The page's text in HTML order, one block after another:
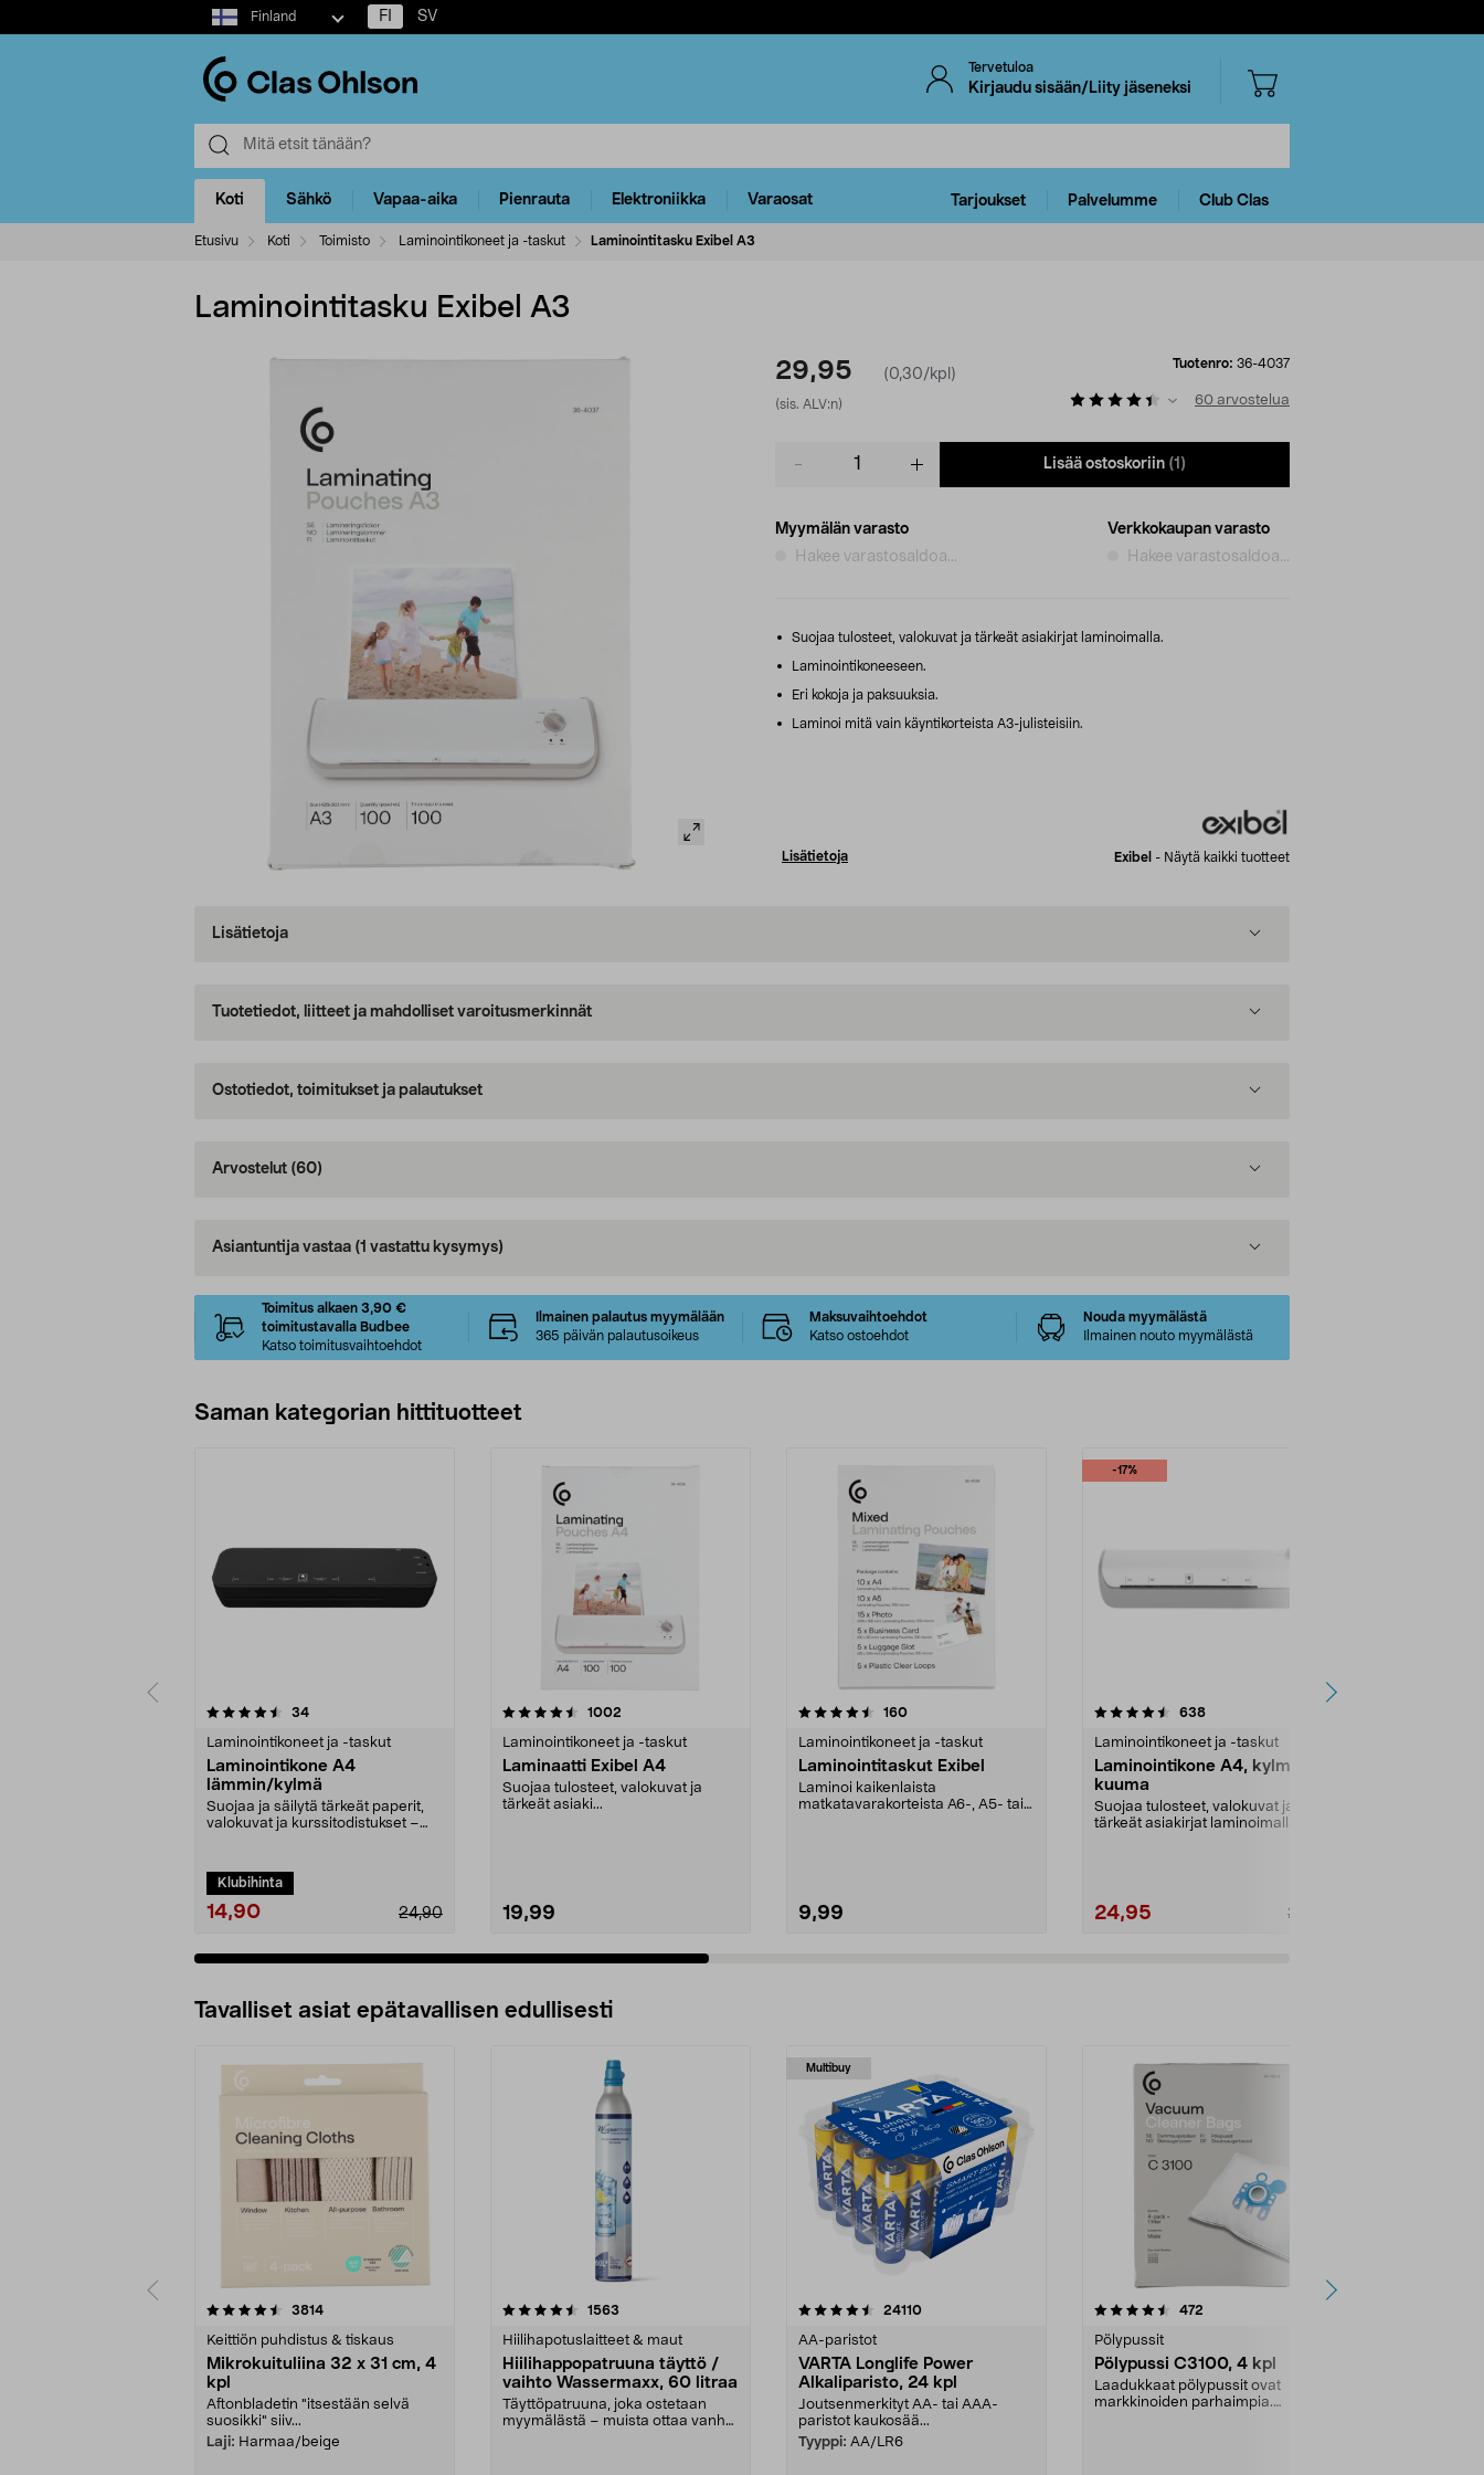
Select
market
Finland FI SV
Tervetuloa
Kirjaudu sisään/Liity jäseneksi
Koti Sähkö Vapaa-aika Pienrauta Elektroniikka Varaosat Tarjoukset Palvelumme Club Clas
Etusivu Koti Toimisto Laminointikoneet ja -taskut Laminointitasku Exibel A3
Laminointitasku Exibel A3
29,95 (0,30/kpl)
(sis. ALV:n)
Tuotenro: 36-4037
60 arvostelua
Lisää ostoskoriin (1)
Myymälän varasto
Hakee varastosaldoa...
Verkkokaupan varasto
Hakee varastosaldoa...
Suojaa tulosteet, valokuvat ja tärkeät asiakirjat laminoimalla.
Laminointikoneeseen.
Eri kokoja ja paksuuksia.
Laminoi mitä vain käyntikorteista A3-julisteisiin.
Lisätietoja Exibel - Näytä kaikki tuotteet
Lisätietoja
Tuotetiedot, liitteet ja mahdolliset varoitusmerkinnät
Ostotiedot, toimitukset ja palautukset
Arvostelut (60)
Asiantuntija vastaa (1 vastattu kysymys)
Toimitus alkaen 3,90 €
toimitustavalla Budbee
Katso toimitusvaihtoehdot
Ilmainen palautus myymälään
365 päivän palautusoikeus
Maksuvaihtoehdot
Katso ostoehdot
Nouda myymälästä
Ilmainen nouto myymälästä
Saman kategorian hittituotteet
34arvostelut
Laminointikoneet ja -taskut
Laminointikone A4
lämmin/kylmä
Suojaa ja säilytä tärkeät paperit,
valokuvat ja kurssitodistukset –
Klubihinta
14,90 24,90
4.5 viidestä
1002
Laminointikoneet ja -taskut
Laminaatti Exibel A4
Suojaa tulosteet, valokuvat ja
tärkeät asiaki...
19,99
4.5 viidestä
160arvostelut
Laminointikoneet ja -taskut
Laminointitaskut Exibel
Laminoi kaikenlaista
matkatavarakorteista A6-, A5- tai
9,99
-17%
4.5 viidestä
638arvostelut
Laminointikoneet ja -taskut
Laminointikone A4, kylmä ja
kuuma
Suojaa tulosteet, valokuvat ja
tärkeät asiakirjat laminoimalla.
24,95 29,95
4.5 viidestä
Tavalliset asiat epätavallisen edullisesti
3814arvostelut
Keittiön puhdistus & tiskaus
Mikrokuituliina 32 x 31 cm, 4
kpl
Aftonbladetin "itsestään selvä
suosikki" siiv...
Laji: Harmaa/beige
4.5viidestä
1563
Hiilihapotuslaitteet & maut
Hiilihappopatruuna täyttö /
vaihto Wassermaxx, 60 litraa
Täyttöpatruuna, joka ostetaan
myymälästä – muista ottaa vanha
Multibuy
4.5viidestä
24110arvostelut
AA-paristot
VARTA Longlife Power
Alkaliparisto, 24 kpl
Joutsenmerkityt AA- tai AAA-
paristot kaukosää...
Tyyppi: AA/LR6
4.5viidestä
472
Pölypussit
Pölypussi C3100, 4 kpl
Laadukkaat pölypussit ovat
markkinoiden parhaimpia.
4.5viidestä